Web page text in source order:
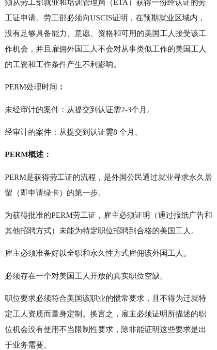
须从劳工部就业和培训管理局（ETA）获得一份经认证的劳
工证申请。劳工部必须向USCIS证明，在预期就业区域内，
没有足够具备能力、意愿、资格和可用的美国工人接受该工
作机会，并且雇佣外国工人不会对从事类似工作的美国工人
的工资和工作条件产生不利影响。
PERM处理时间 ：
未经审计的案件：从提交到认证需2-3个月。
经审计的案件：从提交到认证需8 个月。
PERM概述：
PERM是获得劳工证的流程，是外国公民通过就业寻求永久居
留（即申请绿卡）的第一步。
为获得批准的PERM劳工证，雇主必须证明（通过报纸广告和
其他招聘方式）未能为特定职位招聘到合格的美国工人。
雇主必须准备好以全职和永久性方式雇佣该外国工人。
必须存在一个对美国工人开放的真实职位空缺。
职位要求必须符合美国该职业的惯常要求，且不得为迁就特
定工人资质而量身定制。换言之，雇主必须证明所描述的职
位机会没有使用不当限制性要求，除非能证明这些要求是出
于业务需要。